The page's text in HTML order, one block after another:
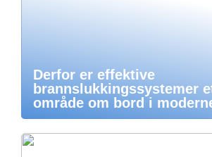
Derfor er effektive
brannslukkingssystemer
område om bord i